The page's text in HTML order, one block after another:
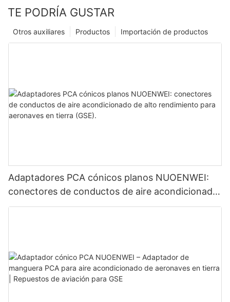
TE PODRÍA GUSTAR
Importación de productos
Productos
Otros auxiliares
Adaptadores PCA cónicos planos NUOENWEI:
conectores de conductos de aire acondicionado
de alto rendimiento para aeronaves en tierra